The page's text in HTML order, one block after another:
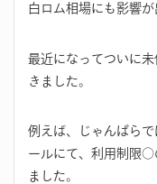
白ロム相場にも影響が
最近になってついに
きました。
例えば、じゃんぱら
ールにて、利用制限○
ました。